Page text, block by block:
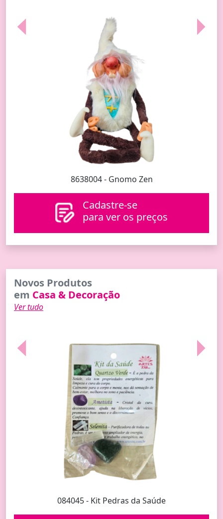
8638004 - Gnomo Zen
Cadastre-se
para ver os preços
Previous Next
Novos Produtos
em Casa & Decoração
Ver tudo
084045 - Kit Pedras da Saúde
Previous Next